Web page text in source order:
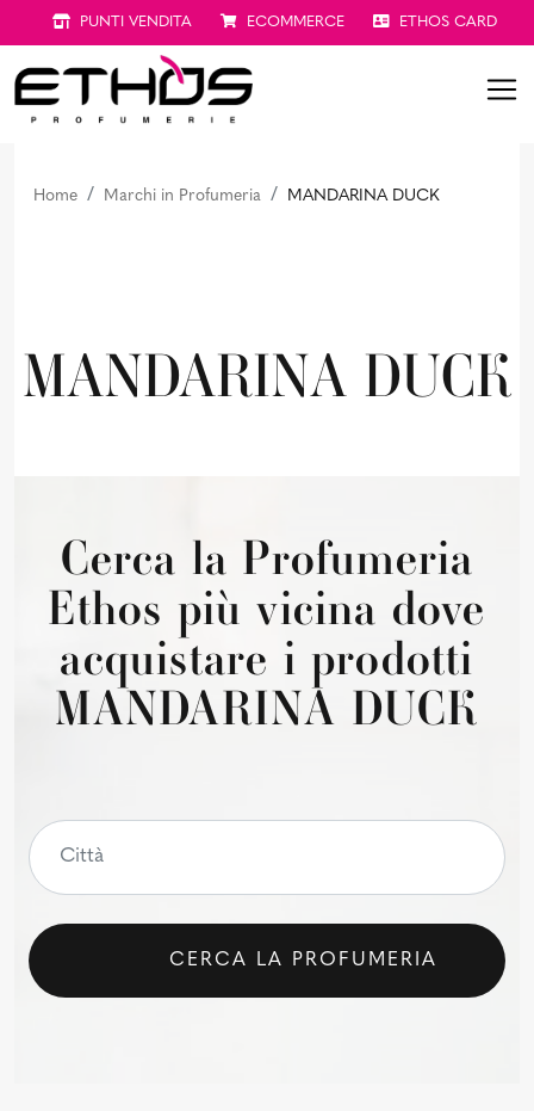
PUNTI VENDITA ECOMMERCE ETHOS CARD
Home Marchi in Profumeria MANDARINA DUCK
MANDARINA DUCK
Cerca la Profumeria
Ethos più vicina dove
acquistare i prodotti
MANDARINA DUCK
CERCA LA PROFUMERIA